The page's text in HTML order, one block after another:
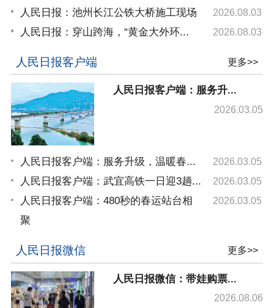
人民日报：池州长江公铁大桥施工现场 2026.08.03
人民日报：穿山跨海，“黄金大外环... 2026.08.03
人民日报客户端 更多>>
人民日报客户端：服务升...
2026.03.05
人民日报客户端：服务升级，温暖春... 2026.03.05
人民日报客户端：武宜高铁一日迎3趟... 2026.03.05
人民日报客户端：480秒的春运站台相
聚
2026.03.05
人民日报微信 更多>>
人民日报微信：带娃购票...
2026.08.06